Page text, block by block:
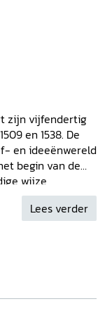
zijn vijfendertig
en 1538. De
en ideeënwereld
begin van de
wijze
Hoewel Everaert
spelen zijn
in druk
gegevens
Lees verder